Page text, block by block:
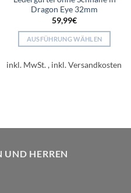
Dragon Eye 32mm
59,99€
AUSFÜHRUNG WÄHLEN
Produkt
können
inkl. MwSt.
HERREN